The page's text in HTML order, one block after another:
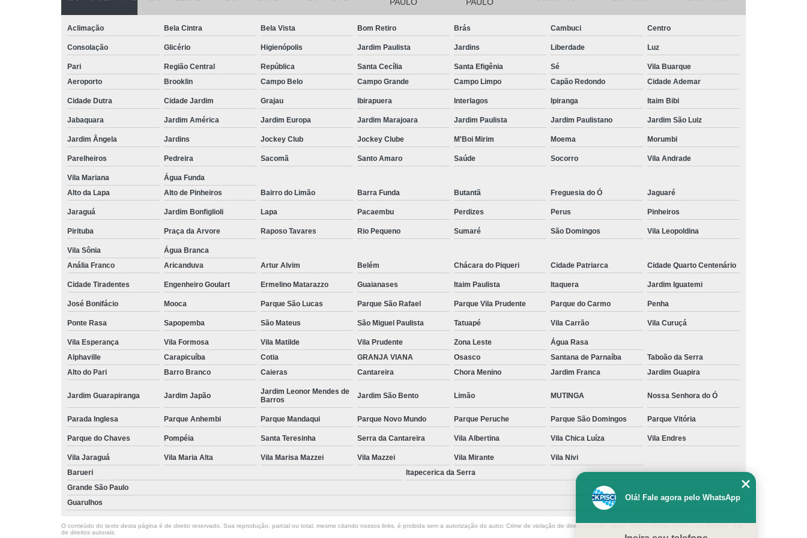
Iluminação de Piscina Led
Iluminação em Piscina
Iluminação Interna Piscina
Iluminação na Piscina
Iluminação para Beira de Piscina
Iluminação para Piscina Led
Iluminação Piscina Externa
Iluminação Piscina Jacuzzi
Limpeza da Piscina
Limpeza de Piscina Comercial
Limpeza de Piscina Condomínio
Limpeza de Piscina de Academia
Limpeza de Piscina de Fibra
Limpeza de Piscina de Prédios
Limpeza de Piscina Grande
Limpeza de Piscina em Condomínio
Manutenção de Piscinas
Manutenção de Piscinas em Hotéis
Manutenção de Piscinas Residenciais
Manutenção para Piscina em Casa
Manutenção para Piscina em Condomínio
Limpeza de Piscina água Verde
Limpeza de Piscina com Ozônio
Limpeza de Piscina Muito Suja
Limpeza de Piscina para Construtora
Limpeza de Piscina por Ionização
Limpeza de Piscina Pós Obra
Limpeza de Piscina sem Cloro
Limpeza de Piscina Verde
Limpeza Piscina Verde
Consertar Piscina
Conserto de Piscina
Manutenção de Piscina
Manutenção e Reforma de Piscinas
Manutenção em Piscina
Manutenção para Piscina
Manutenção Piscina Pequena
Manutenção Piscina Vinil
Piscinas Manutenção
Manutenção de Bomba de Piscina
Manutenção de Filtro de Piscina
Manutenção de Motor de Piscina
Manutenção de Piscina de Vinil
Aclimação Bela Cintra Bela Vista Bom Retiro Brás Cambuci Centro
Consolação Glicério Higienópolis Jardim Paulista Jardins Liberdade Luz
Pari Região Central República Santa Cecília Santa Efigênia Sé
Vila Buarque
Aeroporto
Brooklin Campo Belo Campo Grande Campo Limpo Capão Redondo Cidade Ademar
Cidade Dutra Cidade Jardim Grajau Ibirapuera Interlagos Ipiranga Itaim Bibi
Jabaquara Jardim América Jardim Europa Jardim Marajoara Jardim Paulista Jardim Paulistano Jardim São Luiz
Jardim Ângela Jardins Jockey Club Jockey Clube M'Boi Mirim Moema Morumbi
Parelheiros Pedreira Sacomã Santo Amaro Saúde Socorro Vila Andrade
Vila Mariana
Água Funda
Alto da Lapa
Alto de Pinheiros Bairro do Limão Barra Funda Butantã Freguesia do Ó Jaguaré
Jaraguá Jardim Bonfiglioli Lapa Pacaembu Perdizes Perus Pinheiros
Pirituba Praça da Arvore Raposo Tavares Rio Pequeno Sumaré São Domingos Vila Leopoldina
Vila Sônia
Água Branca
Anália Franco
Aricanduva Artur Alvim Belém Chácara do Piqueri Cidade Patriarca Cidade Quarto Centenário
Cidade Tiradentes Engenheiro Goulart Ermelino Matarazzo Guaianases Itaim Paulista Itaquera Jardim Iguatemi
José Bonifácio Mooca Parque São Lucas Parque São Rafael Parque Vila Prudente Parque do Carmo Penha
Ponte Rasa Sapopemba São Mateus São Miguel Paulista Tatuapé Vila Carrão Vila Curuçá
Vila Esperança Vila Formosa Vila Matilde Vila Prudente Zona Leste
Água Rasa
Alphaville
Carapicuíba Cotia GRANJA VIANA Osasco Santana de Parnaíba
Taboão da Serra
Alto do Pari
Barro Branco Caieras Cantareira Chora Menino Jardim Franca Jardim Guapira
Jardim Guarapiranga Jardim Japão
Jardim Leonor Mendes de
Barros
Jardim São Bento Limão MUTINGA Nossa Senhora do Ó
Parada Inglesa Parque Anhembi Parque Mandaqui Parque Novo Mundo Parque Peruche Parque São Domingos Parque Vitória
Parque do Chaves Pompéia Santa Teresinha Serra da Cantareira Vila Albertina Vila Chica Luíza Vila Endres
Vila Jaraguá Vila Maria Alta Vila Marisa Mazzei Vila Mazzei Vila Mirante
Vila Nivi
Barueri
Itapecerica da Serra
Grande São Paulo
Guarulhos
O conteúdo do texto desta página é de direito reservado. Sua reprodução, parcial ou total, mesmo citando nossos links, é proibida sem a autorização do autor. Crime de violação de direito autoral – artigo 184 do Código Penal –
de direitos autorais
Olá! Fale agora pelo WhatsApp